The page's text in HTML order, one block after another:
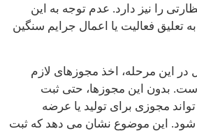
را نیز دارد. عدم توجه به این
تعلیق فعالیت یا اعمال جرایم سنگین
در این مرحله، اخذ مجوزهای لازم
بدون این مجوزها، حتی ثبت
مجوزی برای تولید یا عرضه
این موضوع نشان می دهد که ثبت